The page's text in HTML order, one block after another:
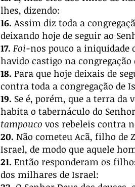
lhes, dizendo:
16. Assim diz toda a
deixando hoje de seguir ao
17. Foi-nos pouco a iniquidade
havido castigo na congregação
18. Para que hoje deixais de
contra toda a congregação de
19. Se é, porém, que a terra da
habita o tabernáculo do
tampouco vos rebeleis contra
20. Não cometeu Acã, filho de
Israel, de modo que aquele
21. Então responderam os
dos milhares de Israel: